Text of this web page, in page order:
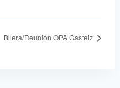
Bilera/Reunión OPA Gasteiz